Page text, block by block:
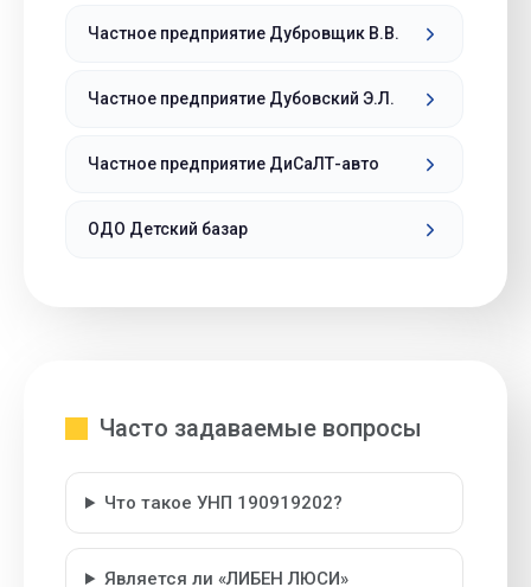
Частное предприятие Дубровщик В.В.
Частное предприятие Дубовский Э.Л.
Частное предприятие ДиСаЛТ-авто
ОДО Детский базар
Часто задаваемые вопросы
Что такое УНП 190919202?
Является ли «ЛИБЕН ЛЮСИ»